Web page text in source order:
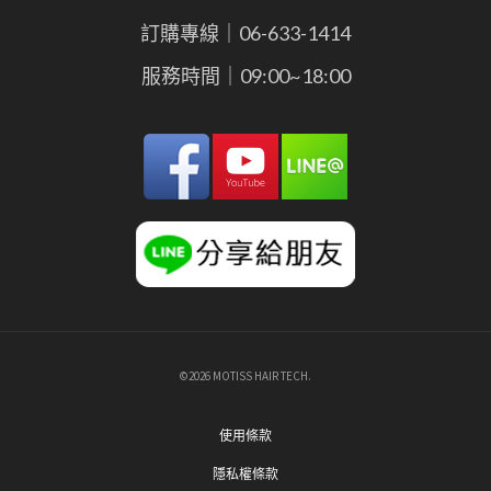
訂購專線｜06-633-1414
服務時間｜09:00~18:00
©2026 MOTISS HAIR TECH.
使用條款
隱私權條款